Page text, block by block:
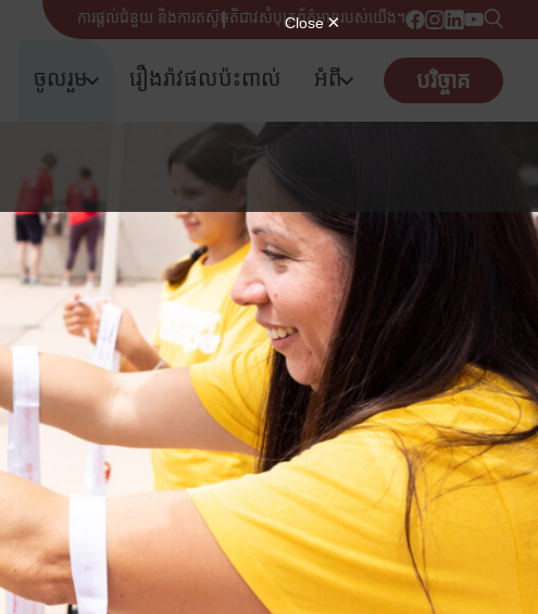
ការផ្តល់ជំនួយ និងការតស៊ូមតិជាវសំបុត្រព័ត៌មានរបស់យើង។
ចូលរួម រឿងរ៉ាវផលប៉ះពាល់ អំពី បរិច្ចាគ